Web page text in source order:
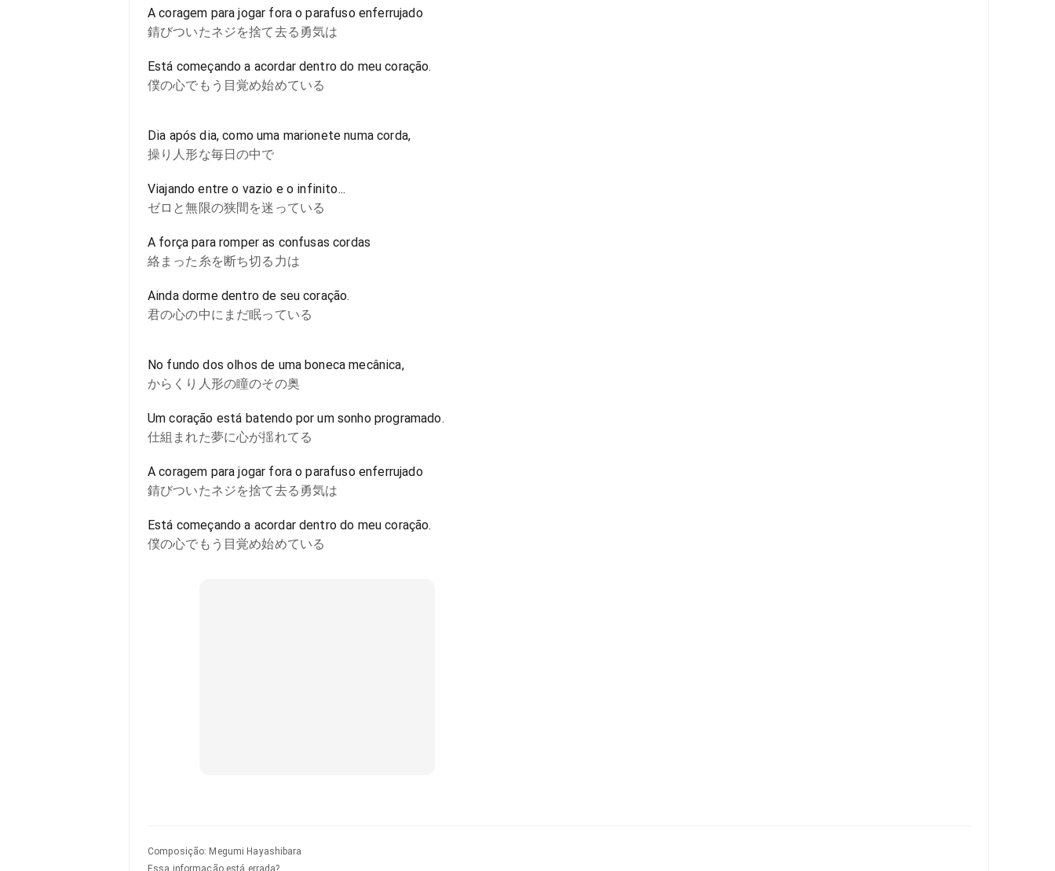
A coragem para jogar fora o parafuso enferrujado
錆びついたネジを捨て去る勇気は
Está começando a acordar dentro do meu coração.
僕の心でもう目覚め始めている
Dia após dia, como uma marionete numa corda,
操り人形な毎日の中で
Viajando entre o vazio e o infinito...
ゼロと無限の狭間を迷っている
A força para romper as confusas cordas
絡まった糸を断ち切る力は
Ainda dorme dentro de seu coração.
君の心の中にまだ眠っている
No fundo dos olhos de uma boneca mecânica,
からくり人形の瞳のその奥
Um coração está batendo por um sonho programado.
仕組まれた夢に心が揺れてる
A coragem para jogar fora o parafuso enferrujado
錆びついたネジを捨て去る勇気は
Está começando a acordar dentro do meu coração.
僕の心でもう目覚め始めている
Composição: Megumi Hayashibara
Essa informação está errada?